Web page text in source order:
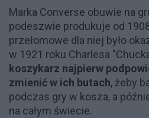
Marka Converse obuwie na
podeszwie produkuje od
przełomowe dla niej było
w 1921 roku Charlesa
koszykarz najpierw
zmienić w ich butach, żeby
podczas gry w kosza, a
na całym świecie.